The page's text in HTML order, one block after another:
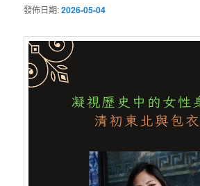
發佈日期:2026-05-04